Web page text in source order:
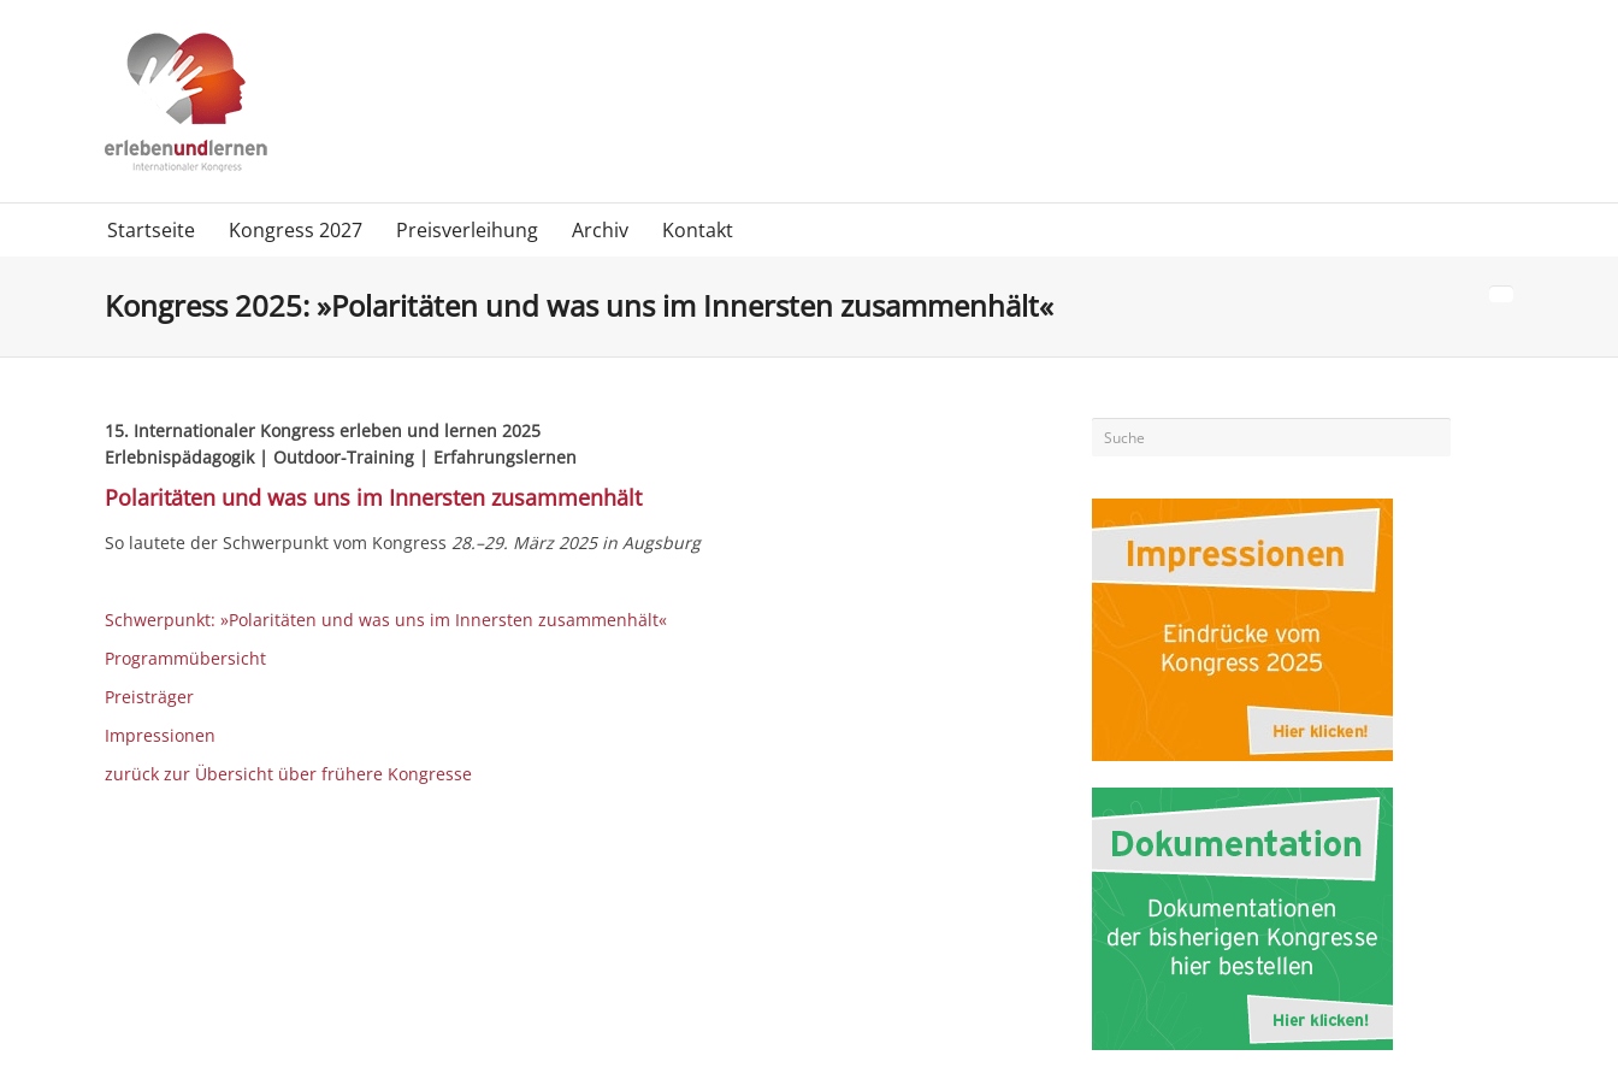
Startseite Kongress 2027 Preisverleihung Archiv Kontakt
Kongress 2025: »Polaritäten und was uns im Innersten zusammenhält«
15. Internationaler Kongress erleben und lernen 2025
Erlebnispädagogik | Outdoor-Training | Erfahrungslernen
Polaritäten und was uns im Innersten zusammenhält
So lautete der Schwerpunkt vom Kongress 28.–29. März 2025 in Augsburg
Schwerpunkt: »Polaritäten und was uns im Innersten zusammenhält«
Programmübersicht
Preisträger
Impressionen
zurück zur Übersicht über frühere Kongresse